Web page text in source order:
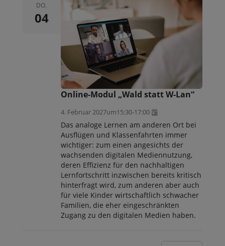
DO.
04
Online-Modul „Wald statt W-Lan“
4. Februar 2027um15:30-17:00
Das analoge Lernen am anderen Ort bei
Ausflügen und Klassenfahrten immer
wichtiger: zum einen angesichts der
wachsenden digitalen Mediennutzung,
deren Effizienz für den nachhaltigen
Lernfortschritt inzwischen bereits kritisch
hinterfragt wird, zum anderen aber auch
für viele Kinder wirtschaftlich schwacher
Familien, die eher eingeschränkten
Zugang zu den digitalen Medien haben.